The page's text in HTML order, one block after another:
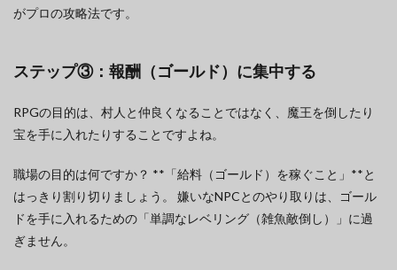
がプロの攻略法です。
ステップ③：報酬（ゴールド）に集中する
RPGの目的は、村人と仲良くなることではなく、魔王を倒したり
宝を手に入れたりすることですよね。
職場の目的は何ですか？ **「給料（ゴールド）を稼ぐこと」**と
はっきり割り切りましょう。 嫌いなNPCとのやり取りは、ゴール
ドを手に入れるための「単調なレベリング（雑魚敵倒し）」に過
ぎません。